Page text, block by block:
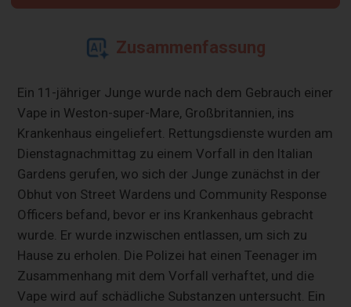
Zusammenfassung
Ein 11-jähriger Junge wurde nach dem Gebrauch einer
Vape in Weston-super-Mare, Großbritannien, ins
Krankenhaus eingeliefert. Rettungsdienste wurden am
Dienstagnachmittag zu einem Vorfall in den Italian
Gardens gerufen, wo sich der Junge zunächst in der
Obhut von Street Wardens und Community Response
Officers befand, bevor er ins Krankenhaus gebracht
wurde. Er wurde inzwischen entlassen, um sich zu
Hause zu erholen. Die Polizei hat einen Teenager im
Zusammenhang mit dem Vorfall verhaftet, und die
Vape wird auf schädliche Substanzen untersucht. Ein